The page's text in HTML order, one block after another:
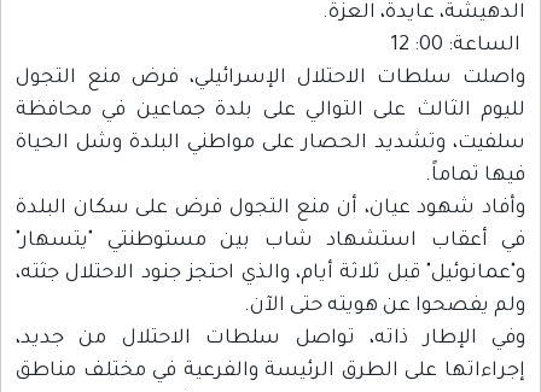
الدهيشة، عايدة، العزة.
الساعة: 00: 12
واصلت سلطات الاحتلال الإسرائيلي، فرض منع التجول
لليوم الثالث على التوالي على بلدة جماعين في محافظة
سلفيت، وتشديد الحصار على مواطني البلدة وشل الحياة
فيها تماماً.
وأفاد شهود عيان، أن منع التجول فرض على سكان البلدة
في أعقاب استشهاد شاب بين مستوطنتي "يتسهار"
و"عمانوئيل" قبل ثلاثة أيام، والذي احتجز جنود الاحتلال جثته،
ولم يفصحوا عن هويته حتى الآن.
وفي الإطار ذاته، تواصل سلطات الاحتلال من جديد،
إجراءاتها على الطرق الرئيسة والفرعية في مختلف مناطق